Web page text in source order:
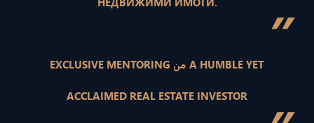
” EXCLUSIVE MENTORING من A HUMBLE YET
ACCLAIMED REAL ESTATE INVESTOR